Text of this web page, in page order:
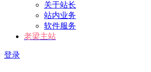
关于站长
站内业务
软件服务
老梁主站
登录